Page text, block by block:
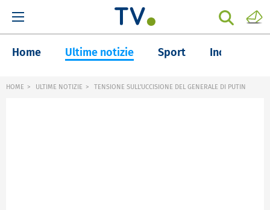
Home Ultime notizie Sport Inchieste
HOME ULTIME NOTIZIE TENSIONE SULL'UCCISIONE DEL GENERALE DI PUTIN